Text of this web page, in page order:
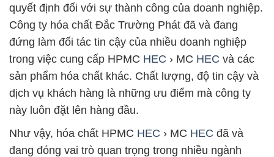
quyết định đối với sự thành công của doanh nghiệp.
Công ty hóa chất Đắc Trường Phát đã và đang
đứng làm đối tác tin cậy của nhiều doanh nghiệp
trong việc cung cấp HPMC HEC › MC HEC và các
sản phẩm hóa chất khác. Chất lượng, độ tin cậy và
dịch vụ khách hàng là những ưu điểm mà công ty
này luôn đặt lên hàng đầu.
Như vậy, hóa chất HPMC HEC › MC HEC đã và
đang đóng vai trò quan trọng trong nhiều ngành